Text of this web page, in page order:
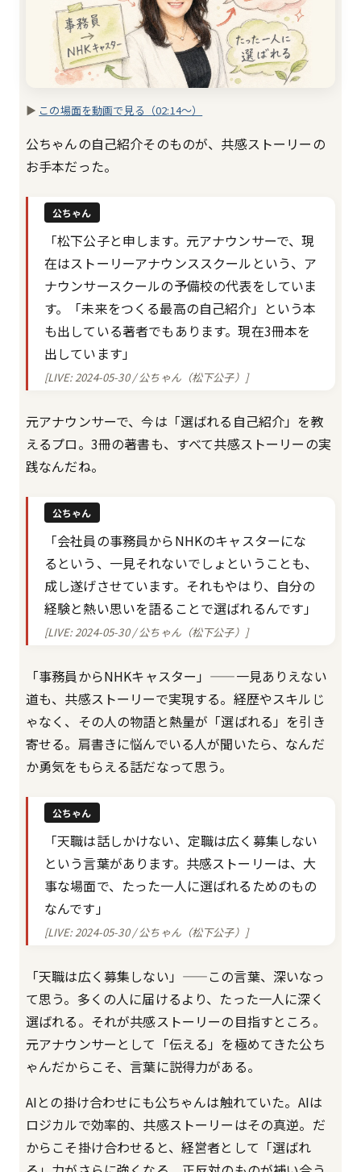
▶ この場面を動画で見る（02:14〜）
公ちゃんの自己紹介そのものが、共感ストーリーの
お手本だった。
公ちゃん
「松下公子と申します。元アナウンサーで、現
在はストーリーアナウンススクールという、ア
ナウンサースクールの予備校の代表をしていま
す。「未来をつくる最高の自己紹介」という本
も出している著者でもあります。現在3冊本を
出しています」
[LIVE: 2024-05-30 / 公ちゃん（松下公子）]
元アナウンサーで、今は「選ばれる自己紹介」を教
えるプロ。3冊の著書も、すべて共感ストーリーの実
践なんだね。
公ちゃん
「会社員の事務員からNHKのキャスターにな
るという、一見それないでしょということも、
成し遂げさせています。それもやはり、自分の
経験と熱い思いを語ることで選ばれるんです」
[LIVE: 2024-05-30 / 公ちゃん（松下公子）]
「事務員からNHKキャスター」——一見ありえない
道も、共感ストーリーで実現する。経歴やスキルじ
ゃなく、その人の物語と熱量が「選ばれる」を引き
寄せる。肩書きに悩んでいる人が聞いたら、なんだ
か勇気をもらえる話だなって思う。
公ちゃん
「天職は話しかけない、定職は広く募集しない
という言葉があります。共感ストーリーは、大
事な場面で、たった一人に選ばれるためのもの
なんです」
[LIVE: 2024-05-30 / 公ちゃん（松下公子）]
「天職は広く募集しない」——この言葉、深いなっ
て思う。多くの人に届けるより、たった一人に深く
選ばれる。それが共感ストーリーの目指すところ。
元アナウンサーとして「伝える」を極めてきた公ち
ゃんだからこそ、言葉に説得力がある。
AIとの掛け合わせにも公ちゃんは触れていた。AIは
ロジカルで効率的、共感ストーリーはその真逆。だ
からこそ掛け合わせると、経営者として「選ばれ